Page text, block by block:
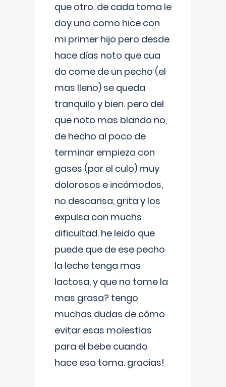
que otro. de cada toma le
doy uno como hice con
mi primer hijo pero desde
hace días noto que cua
do come de un pecho (el
mas lleno) se queda
tranquilo y bien. pero del
que noto mas blando no,
de hecho al poco de
terminar empieza con
gases (por el culo) muy
dolorosos e incómodos,
no descansa, grita y los
expulsa con muchs
dificultad. he leido que
puede que de ese pecho
la leche tenga mas
lactosa, y que no tome la
mas grasa? tengo
muchas dudas de cómo
evitar esas molestias
para el bebe cuando
hace esa toma. gracias!